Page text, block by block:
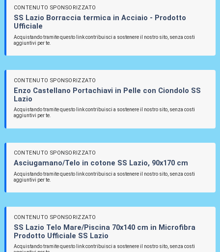
CONTENUTO SPONSORIZZATO
SS Lazio Borraccia termica in Acciaio - Prodotto
Ufficiale
Acquistando tramite questo link contribuisci a sostenere il nostro sito, senza costi
aggiuntivi per te.
CONTENUTO SPONSORIZZATO
Enzo Castellano Portachiavi in Pelle con Ciondolo SS
Lazio
Acquistando tramite questo link contribuisci a sostenere il nostro sito, senza costi
aggiuntivi per te.
CONTENUTO SPONSORIZZATO
Asciugamano/Telo in cotone SS Lazio, 90x170 cm
Acquistando tramite questo link contribuisci a sostenere il nostro sito, senza costi
aggiuntivi per te.
CONTENUTO SPONSORIZZATO
SS Lazio Telo Mare/Piscina 70x140 cm in Microfibra
Prodotto Ufficiale SS Lazio
Acquistando tramite questo link contribuisci a sostenere il nostro sito, senza costi